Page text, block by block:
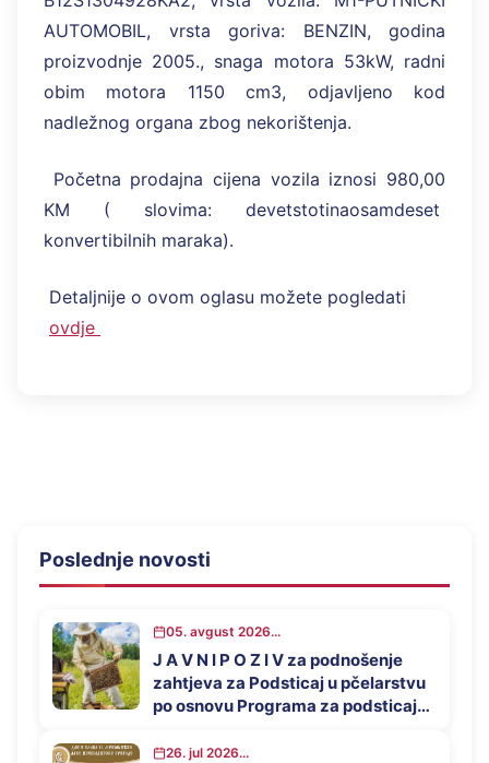
AUTOMOBIL, vrsta goriva: BENZIN, godina
proizvodnje 2005., snaga motora 53kW, radni
obim motora 1150 cm3, odjavljeno kod
nadležnog organa zbog nekorištenja.
Početna prodajna cijena vozila iznosi 980,00
KM ( slovima: devetstotinaosamdeset
konvertibilnih maraka).
Detaljnije o ovom oglasu možete pogledati
ovdje
Poslednje novosti
05. avgust 2026...
J A V N I P O Z I V za podnošenje
zahtjeva za Podsticaj u pčelarstvu
po osnovu Programa za podsticaj
Mrkonjić Grad u 2026. godini
26. jul 2026...